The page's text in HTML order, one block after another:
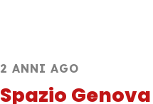
2 ANNI AGO
Spazio Genova